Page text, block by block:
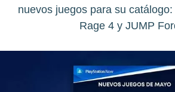
nuevos juegos para su
Rage 4 y JUMP